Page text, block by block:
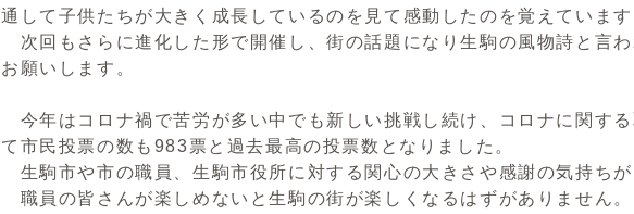
通して子供たちが大きく成長しているのを見て感動したのを覚えています
次回もさらに進化した形で開催し、街の話題になり生駒の風物詩と言
お願いします。
今年はコロナ禍で苦労が多い中でも新しい挑戦し続け、コロナに関す
て市民投票の数も983票と過去最高の投票数となりました。
生駒市や市の職員、生駒市役所に対する関心の大きさや感謝の気持ち
職員の皆さんが楽しめないと生駒の街が楽しくなるはずがありません。